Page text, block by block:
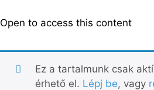
Open to access this content
Ez a tartalmunk csak
érhető el. Lépj be, vagy